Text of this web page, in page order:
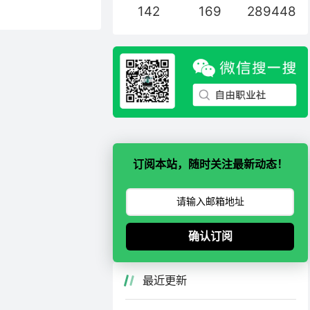
雷账号登录(没
142 169 289448
订阅本站，随时关注最新动态！
确认订阅
最近更新